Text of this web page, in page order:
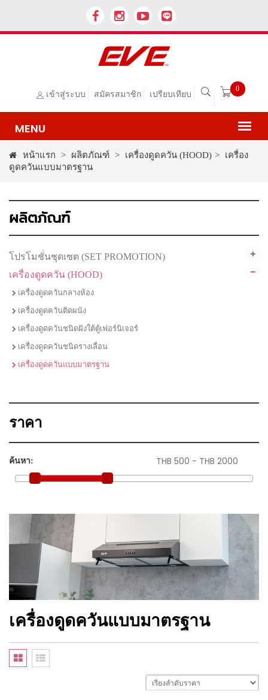
เข้าสู่ระบบ สมัครสมาชิก เปรียบเทียบ
0
หน้าแรก > ผลิตภัณฑ์ > เครื่องดูดควัน (HOOD) >
เครื่อง
ดูดควันแบบมาตรฐาน
ผลิตภัณฑ์
โปรโมชั่นชุดเซต (SET PROMOTION)
ไมโครเวฟ
ชุดเซตเตาแก๊สพร้อมเครื่องดูดควัน
ชุดเซตเตาไฟฟ้าพร้อมเครื่องดูดควัน
ชุดเซตเตาแก๊ส เครื่่องดูดควัน และซิงค์ล้างจาน
ชุดเซตซิงค์ล้างจานพร้อมก๊อกน้ำ
เครื่องดูดควัน (HOOD)
เครื่องดูดควันกลางห้อง
เครื่องดูดควันติดผนัง
เครื่องดูดควันชนิดฝังใต้ตู้เฟอร์นิเจอร์
เครื่องดูดควันชนิดรางเลื่อน
เครื่องดูดควันแบบมาตรฐาน
ราคา
ค้นหา:
เครื่องดูดควันแบบมาตรฐาน